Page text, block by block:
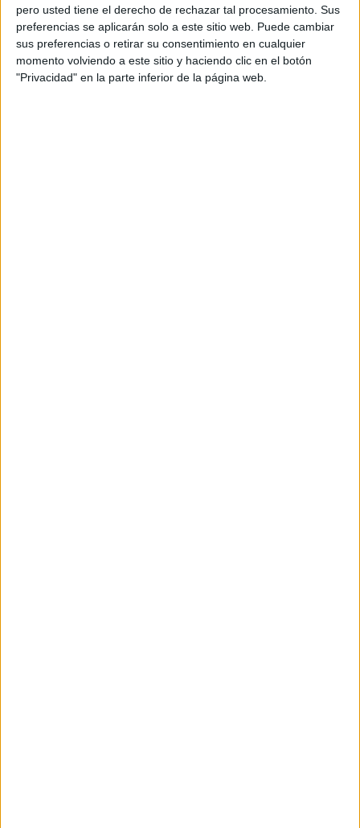
pero usted tiene el derecho de rechazar tal procesamiento. Sus
preferencias se aplicarán solo a este sitio web. Puede cambiar
sus preferencias o retirar su consentimiento en cualquier
momento volviendo a este sitio y haciendo clic en el botón
"Privacidad" en la parte inferior de la página web.
Archivado en: Palabras